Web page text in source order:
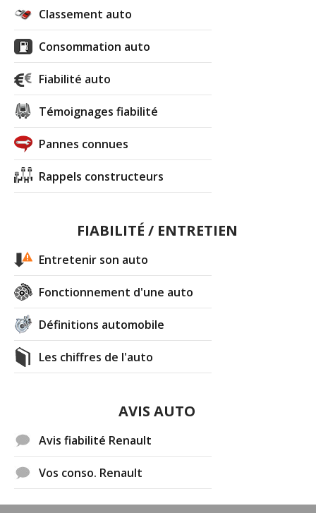
Classement auto
Consommation auto
Fiabilité auto
Témoignages fiabilité
Pannes connues
Rappels constructeurs
FIABILITÉ / ENTRETIEN
Entretenir son auto
Fonctionnement d'une auto
Définitions automobile
Les chiffres de l'auto
AVIS AUTO
Avis fiabilité Renault
Vos conso. Renault